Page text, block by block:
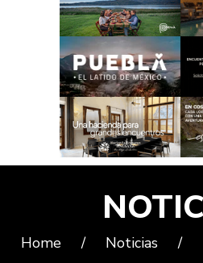
Home / Noticias /